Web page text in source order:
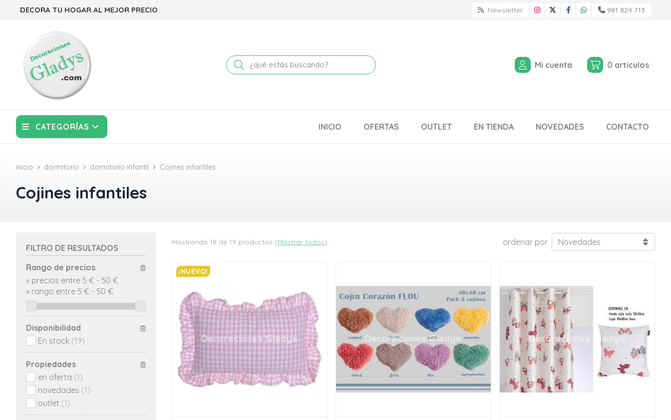
DECORA TU HOGAR AL MEJOR PRECIO Newsletter 981 824 713
Buscar Mi cuenta 0 artículos
CATEGORÍAS INICIO OFERTAS OUTLET EN TIENDA NOVEDADES CONTACTO
inicio dormitorio dormitorio infantil Cojines infantiles
Cojines infantiles
Mostrando 18 de 19 productos (Mostrar todos) ordenar por
¡NUEVO!
FILTRO DE RESULTADOS
Rango de precios
» precios entre 5 € - 50 €
» rango entre 5 € - 50 €
Disponibilidad
En stock (19)
Propiedades
en oferta (1)
novedades (1)
outlet (1)